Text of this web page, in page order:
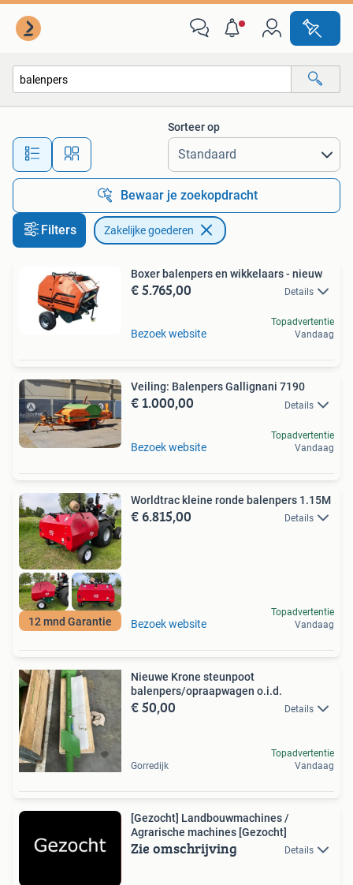
Alle afstanden…
Sorteer op
Bewaar je zoekopdracht
Filters Zakelijke goederen
Boxer balenpers en wikkelaars - nieuw
€ 5.765,00 Details
Bezoek website
Topadvertentie
Vandaag
Veiling: Balenpers Gallignani 7190
€ 1.000,00 Details
Bezoek website
Topadvertentie
Vandaag
12 mnd Garantie
Worldtrac kleine ronde balenpers 1.15M
€ 6.815,00 Details
Bezoek website
Topadvertentie
Vandaag
Nieuwe Krone steunpoot
balenpers/opraapwagen o.i.d.
€ 50,00 Details
Gorredijk
Topadvertentie
Vandaag
[Gezocht] Landbouwmachines /
Agrarische machines [Gezocht]
Zie omschrijving Details